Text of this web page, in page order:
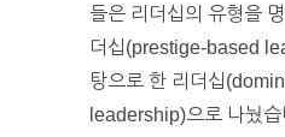
들은 리더십의 유형을
더십(prestige-based
탕으로 한 리더십
leadership)으로 나눴습